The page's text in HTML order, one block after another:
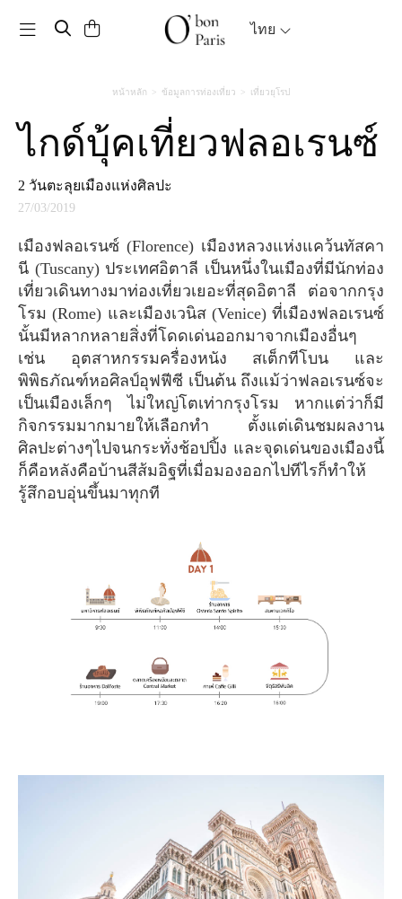
Toggle navigation ไทย
หน้าหลัก ข้อมูลการท่องเที่ยว เที่ยวยุโรป
ไกด์บุ้คเที่ยวฟลอเรนซ์
2 วันตะลุยเมืองแห่งศิลปะ
27/03/2019
เมืองฟลอเรนซ์ (Florence) เมืองหลวงแห่งแคว้นทัสคา
นี (Tuscany) ประเทศอิตาลี เป็นหนึ่งในเมืองที่มีนักท่อง
เที่ยวเดินทางมาท่องเที่ยวเยอะที่สุดอิตาลี ต่อจากกรุง
โรม (Rome) และเมืองเวนิส (Venice) ที่เมืองฟลอเรนซ์
นั้นมีหลากหลายสิ่งที่โดดเด่นออกมาจากเมืองอื่นๆ
เช่น อุตสาหกรรมครื่องหนัง สเต็กทีโบน และ
พิพิธภัณฑ์หอศิลป์อุฟฟีซี เป็นต้น ถึงแม้ว่าฟลอเรนซ์จะ
เป็นเมืองเล็กๆ ไม่ใหญ่โตเท่ากรุงโรม หากแต่ว่าก็มี
กิจกรรมมากมายให้เลือกทำ ตั้งแต่เดินชมผลงาน
ศิลปะต่างๆไปจนกระทั่งช้อปปิ้ง และจุดเด่นของเมืองนี้
ก็คือหลังคือบ้านสีส้มอิฐที่เมื่อมองออกไปทีไรก็ทำให้
รู้สึกอบอุ่นขึ้นมาทุกที